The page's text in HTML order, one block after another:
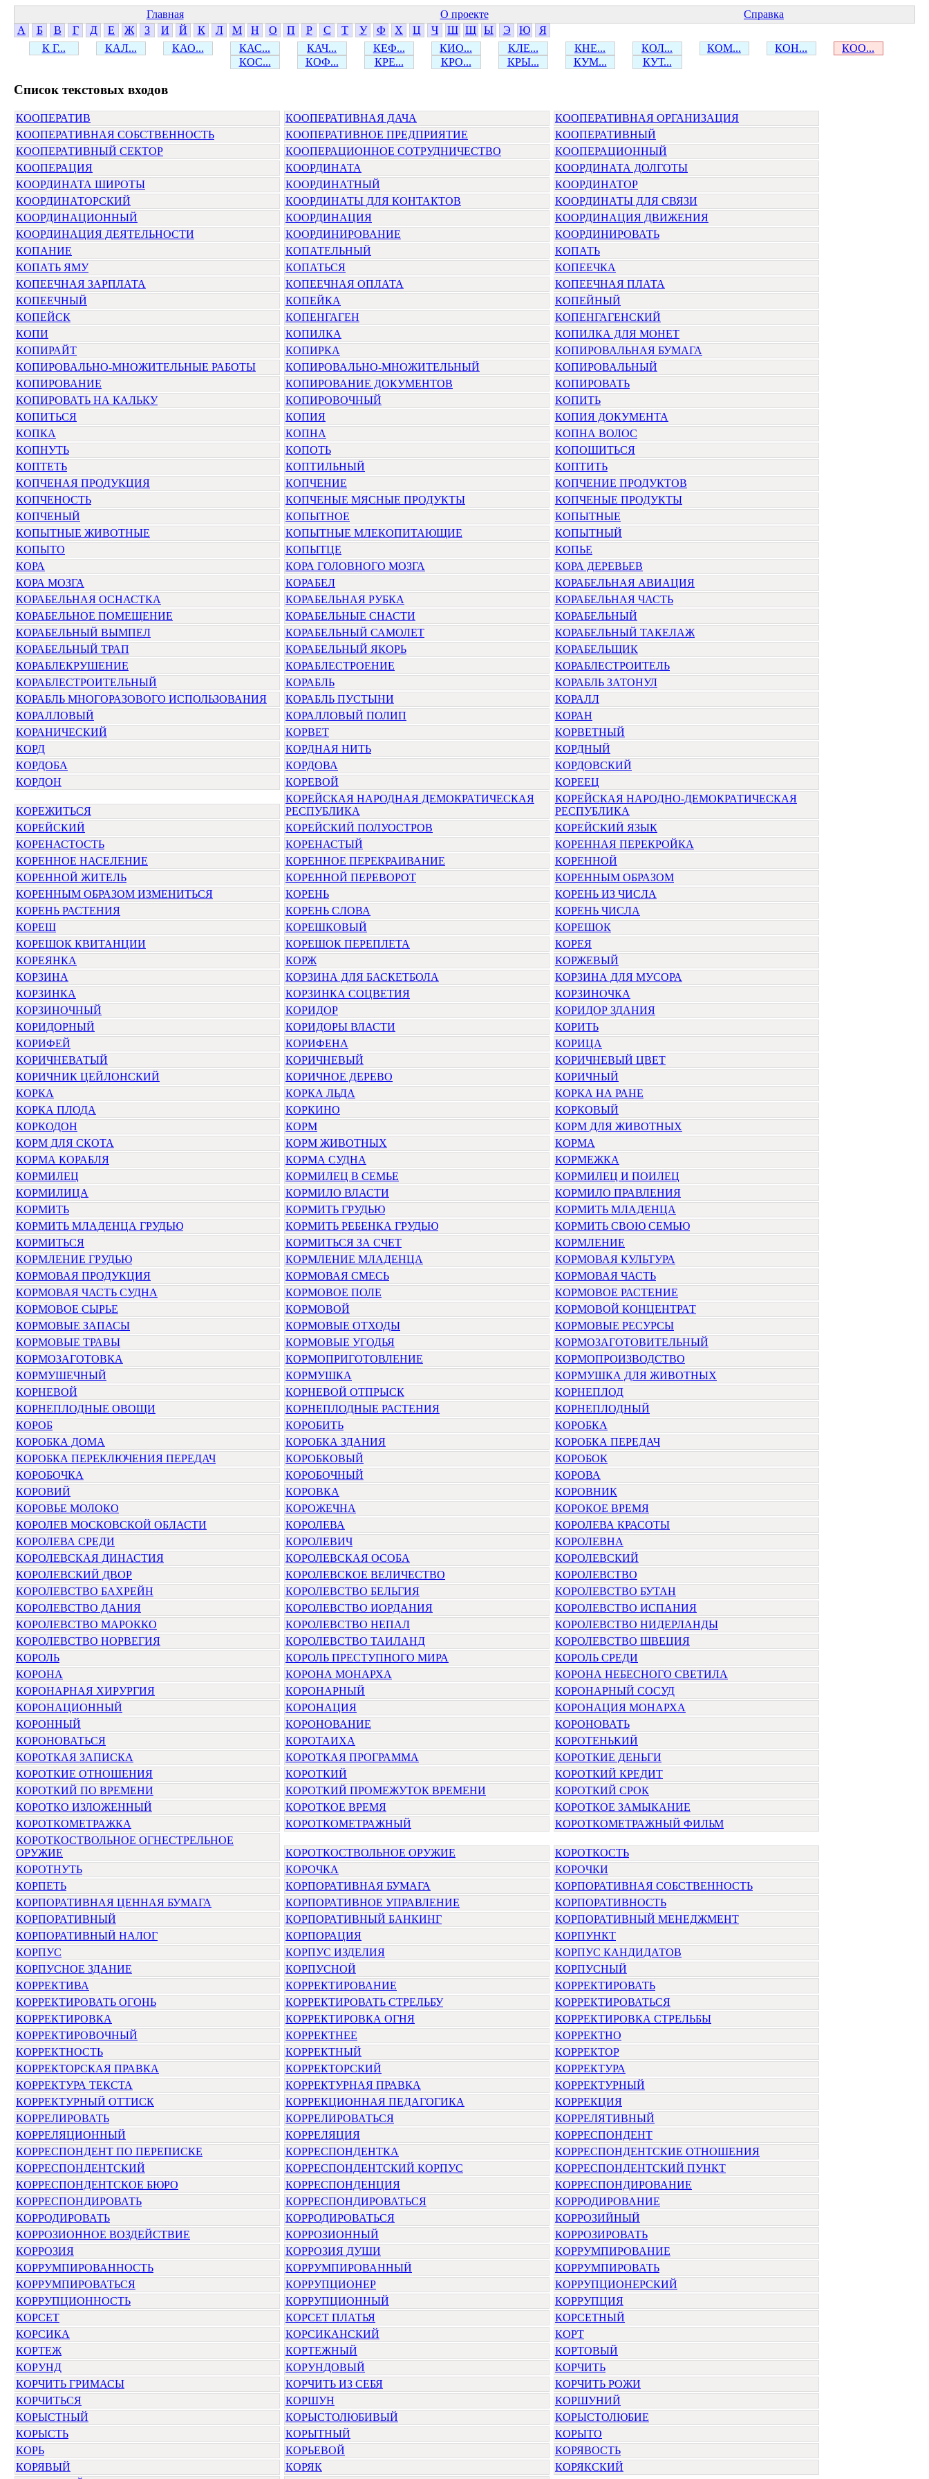
Главная О проекте
Справка
А
Б В Г Д Е Ж З И Й К Л М Н О П Р С Т У Ф Х Ц Ч Ш Щ Ы Э Ю
Я
К Г...
КАЛ... КАО... КАС... КАЧ... КЕФ... КИО... КЛЕ... КНЕ... КОЛ... КОМ... КОН...
КОО...
КОС...
КОФ... КРЕ... КРО... КРЫ... КУМ... КУТ...
Cписок текстовых входов
КООПЕРАТИВ КООПЕРАТИВНАЯ ДАЧА
КООПЕРАТИВНАЯ ОРГАНИЗАЦИЯ
КООПЕРАТИВНАЯ СОБСТВЕННОСТЬ
КООПЕРАТИВНОЕ ПРЕДПРИЯТИЕ
КООПЕРАТИВНЫЙ
КООПЕРАТИВНЫЙ СЕКТОР
КООПЕРАЦИОННОЕ СОТРУДНИЧЕСТВО
КООПЕРАЦИОННЫЙ
КООПЕРАЦИЯ
КООРДИНАТА
КООРДИНАТА ДОЛГОТЫ
КООРДИНАТА ШИРОТЫ
КООРДИНАТНЫЙ
КООРДИНАТОР
КООРДИНАТОРСКИЙ
КООРДИНАТЫ ДЛЯ КОНТАКТОВ
КООРДИНАТЫ ДЛЯ СВЯЗИ
КООРДИНАЦИОННЫЙ
КООРДИНАЦИЯ
КООРДИНАЦИЯ ДВИЖЕНИЯ
КООРДИНАЦИЯ ДЕЯТЕЛЬНОСТИ
КООРДИНИРОВАНИЕ
КООРДИНИРОВАТЬ
КОПАНИЕ
КОПАТЕЛЬНЫЙ
КОПАТЬ
КОПАТЬ ЯМУ
КОПАТЬСЯ
КОПЕЕЧКА
КОПЕЕЧНАЯ ЗАРПЛАТА
КОПЕЕЧНАЯ ОПЛАТА
КОПЕЕЧНАЯ ПЛАТА
КОПЕЕЧНЫЙ
КОПЕЙКА
КОПЕЙНЫЙ
КОПЕЙСК
КОПЕНГАГЕН
КОПЕНГАГЕНСКИЙ
КОПИ
КОПИЛКА
КОПИЛКА ДЛЯ МОНЕТ
КОПИРАЙТ
КОПИРКА
КОПИРОВАЛЬНАЯ БУМАГА
КОПИРОВАЛЬНО-МНОЖИТЕЛЬНЫЕ РАБОТЫ
КОПИРОВАЛЬНО-МНОЖИТЕЛЬНЫЙ
КОПИРОВАЛЬНЫЙ
КОПИРОВАНИЕ
КОПИРОВАНИЕ ДОКУМЕНТОВ
КОПИРОВАТЬ
КОПИРОВАТЬ НА КАЛЬКУ
КОПИРОВОЧНЫЙ
КОПИТЬ
КОПИТЬСЯ
КОПИЯ
КОПИЯ ДОКУМЕНТА
КОПКА
КОПНА
КОПНА ВОЛОС
КОПНУТЬ
КОПОТЬ
КОПОШИТЬСЯ
КОПТЕТЬ
КОПТИЛЬНЫЙ
КОПТИТЬ
КОПЧЕНАЯ ПРОДУКЦИЯ
КОПЧЕНИЕ
КОПЧЕНИЕ ПРОДУКТОВ
КОПЧЕНОСТЬ
КОПЧЕНЫЕ МЯСНЫЕ ПРОДУКТЫ
КОПЧЕНЫЕ ПРОДУКТЫ
КОПЧЕНЫЙ
КОПЫТНОЕ
КОПЫТНЫЕ
КОПЫТНЫЕ ЖИВОТНЫЕ
КОПЫТНЫЕ МЛЕКОПИТАЮЩИЕ
КОПЫТНЫЙ
КОПЫТО
КОПЫТЦЕ
КОПЬЕ
КОРА
КОРА ГОЛОВНОГО МОЗГА
КОРА ДЕРЕВЬЕВ
КОРА МОЗГА
КОРАБЕЛ
КОРАБЕЛЬНАЯ АВИАЦИЯ
КОРАБЕЛЬНАЯ ОСНАСТКА
КОРАБЕЛЬНАЯ РУБКА
КОРАБЕЛЬНАЯ ЧАСТЬ
КОРАБЕЛЬНОЕ ПОМЕЩЕНИЕ
КОРАБЕЛЬНЫЕ СНАСТИ
КОРАБЕЛЬНЫЙ
КОРАБЕЛЬНЫЙ ВЫМПЕЛ
КОРАБЕЛЬНЫЙ САМОЛЕТ
КОРАБЕЛЬНЫЙ ТАКЕЛАЖ
КОРАБЕЛЬНЫЙ ТРАП
КОРАБЕЛЬНЫЙ ЯКОРЬ
КОРАБЕЛЬЩИК
КОРАБЛЕКРУШЕНИЕ
КОРАБЛЕСТРОЕНИЕ
КОРАБЛЕСТРОИТЕЛЬ
КОРАБЛЕСТРОИТЕЛЬНЫЙ
КОРАБЛЬ
КОРАБЛЬ ЗАТОНУЛ
КОРАБЛЬ МНОГОРАЗОВОГО ИСПОЛЬЗОВАНИЯ
КОРАБЛЬ ПУСТЫНИ
КОРАЛЛ
КОРАЛЛОВЫЙ
КОРАЛЛОВЫЙ ПОЛИП
КОРАН
КОРАНИЧЕСКИЙ
КОРВЕТ
КОРВЕТНЫЙ
КОРД
КОРДНАЯ НИТЬ
КОРДНЫЙ
КОРДОБА
КОРДОВА
КОРДОВСКИЙ
КОРДОН
КОРЕВОЙ КОРЕЕЦ
КОРЕЖИТЬСЯ
КОРЕЙСКАЯ НАРОДНАЯ ДЕМОКРАТИЧЕСКАЯ
РЕСПУБЛИКА
КОРЕЙСКАЯ НАРОДНО-ДЕМОКРАТИЧЕСКАЯ
РЕСПУБЛИКА
КОРЕЙСКИЙ
КОРЕЙСКИЙ ПОЛУОСТРОВ
КОРЕЙСКИЙ ЯЗЫК
КОРЕНАСТОСТЬ
КОРЕНАСТЫЙ
КОРЕННАЯ ПЕРЕКРОЙКА
КОРЕННОЕ НАСЕЛЕНИЕ
КОРЕННОЕ ПЕРЕКРАИВАНИЕ
КОРЕННОЙ
КОРЕННОЙ ЖИТЕЛЬ
КОРЕННОЙ ПЕРЕВОРОТ
КОРЕННЫМ ОБРАЗОМ
КОРЕННЫМ ОБРАЗОМ ИЗМЕНИТЬСЯ
КОРЕНЬ
КОРЕНЬ ИЗ ЧИСЛА
КОРЕНЬ РАСТЕНИЯ
КОРЕНЬ СЛОВА
КОРЕНЬ ЧИСЛА
КОРЕШ
КОРЕШКОВЫЙ
КОРЕШОК
КОРЕШОК КВИТАНЦИИ
КОРЕШОК ПЕРЕПЛЕТА
КОРЕЯ
КОРЕЯНКА
КОРЖ
КОРЖЕВЫЙ
КОРЗИНА
КОРЗИНА ДЛЯ БАСКЕТБОЛА
КОРЗИНА ДЛЯ МУСОРА
КОРЗИНКА
КОРЗИНКА СОЦВЕТИЯ
КОРЗИНОЧКА
КОРЗИНОЧНЫЙ
КОРИДОР
КОРИДОР ЗДАНИЯ
КОРИДОРНЫЙ
КОРИДОРЫ ВЛАСТИ
КОРИТЬ
КОРИФЕЙ
КОРИФЕНА
КОРИЦА
КОРИЧНЕВАТЫЙ
КОРИЧНЕВЫЙ
КОРИЧНЕВЫЙ ЦВЕТ
КОРИЧНИК ЦЕЙЛОНСКИЙ
КОРИЧНОЕ ДЕРЕВО
КОРИЧНЫЙ
КОРКА
КОРКА ЛЬДА
КОРКА НА РАНЕ
КОРКА ПЛОДА
КОРКИНО
КОРКОВЫЙ
КОРКОДОН
КОРМ
КОРМ ДЛЯ ЖИВОТНЫХ
КОРМ ДЛЯ СКОТА
КОРМ ЖИВОТНЫХ
КОРМА
КОРМА КОРАБЛЯ
КОРМА СУДНА
КОРМЕЖКА
КОРМИЛЕЦ
КОРМИЛЕЦ В СЕМЬЕ
КОРМИЛЕЦ И ПОИЛЕЦ
КОРМИЛИЦА
КОРМИЛО ВЛАСТИ
КОРМИЛО ПРАВЛЕНИЯ
КОРМИТЬ
КОРМИТЬ ГРУДЬЮ
КОРМИТЬ МЛАДЕНЦА
КОРМИТЬ МЛАДЕНЦА ГРУДЬЮ
КОРМИТЬ РЕБЕНКА ГРУДЬЮ
КОРМИТЬ СВОЮ СЕМЬЮ
КОРМИТЬСЯ
КОРМИТЬСЯ ЗА СЧЕТ
КОРМЛЕНИЕ
КОРМЛЕНИЕ ГРУДЬЮ
КОРМЛЕНИЕ МЛАДЕНЦА
КОРМОВАЯ КУЛЬТУРА
КОРМОВАЯ ПРОДУКЦИЯ
КОРМОВАЯ СМЕСЬ
КОРМОВАЯ ЧАСТЬ
КОРМОВАЯ ЧАСТЬ СУДНА
КОРМОВОЕ ПОЛЕ
КОРМОВОЕ РАСТЕНИЕ
КОРМОВОЕ СЫРЬЕ
КОРМОВОЙ
КОРМОВОЙ КОНЦЕНТРАТ
КОРМОВЫЕ ЗАПАСЫ
КОРМОВЫЕ ОТХОДЫ
КОРМОВЫЕ РЕСУРСЫ
КОРМОВЫЕ ТРАВЫ
КОРМОВЫЕ УГОДЬЯ
КОРМОЗАГОТОВИТЕЛЬНЫЙ
КОРМОЗАГОТОВКА
КОРМОПРИГОТОВЛЕНИЕ
КОРМОПРОИЗВОДСТВО
КОРМУШЕЧНЫЙ
КОРМУШКА
КОРМУШКА ДЛЯ ЖИВОТНЫХ
КОРНЕВОЙ
КОРНЕВОЙ ОТПРЫСК
КОРНЕПЛОД
КОРНЕПЛОДНЫЕ ОВОЩИ
КОРНЕПЛОДНЫЕ РАСТЕНИЯ
КОРНЕПЛОДНЫЙ
КОРОБ
КОРОБИТЬ
КОРОБКА
КОРОБКА ДОМА
КОРОБКА ЗДАНИЯ
КОРОБКА ПЕРЕДАЧ
КОРОБКА ПЕРЕКЛЮЧЕНИЯ ПЕРЕДАЧ
КОРОБКОВЫЙ
КОРОБОК
КОРОБОЧКА
КОРОБОЧНЫЙ
КОРОВА
КОРОВИЙ
КОРОВКА
КОРОВНИК
КОРОВЬЕ МОЛОКО
КОРОЖЕЧНА
КОРОКОЕ ВРЕМЯ
КОРОЛЕВ МОСКОВСКОЙ ОБЛАСТИ
КОРОЛЕВА
КОРОЛЕВА КРАСОТЫ
КОРОЛЕВА СРЕДИ
КОРОЛЕВИЧ
КОРОЛЕВНА
КОРОЛЕВСКАЯ ДИНАСТИЯ
КОРОЛЕВСКАЯ ОСОБА
КОРОЛЕВСКИЙ
КОРОЛЕВСКИЙ ДВОР
КОРОЛЕВСКОЕ ВЕЛИЧЕСТВО
КОРОЛЕВСТВО
КОРОЛЕВСТВО БАХРЕЙН
КОРОЛЕВСТВО БЕЛЬГИЯ
КОРОЛЕВСТВО БУТАН
КОРОЛЕВСТВО ДАНИЯ
КОРОЛЕВСТВО ИОРДАНИЯ
КОРОЛЕВСТВО ИСПАНИЯ
КОРОЛЕВСТВО МАРОККО
КОРОЛЕВСТВО НЕПАЛ
КОРОЛЕВСТВО НИДЕРЛАНДЫ
КОРОЛЕВСТВО НОРВЕГИЯ
КОРОЛЕВСТВО ТАИЛАНД
КОРОЛЕВСТВО ШВЕЦИЯ
КОРОЛЬ
КОРОЛЬ ПРЕСТУПНОГО МИРА
КОРОЛЬ СРЕДИ
КОРОНА
КОРОНА МОНАРХА
КОРОНА НЕБЕСНОГО СВЕТИЛА
КОРОНАРНАЯ ХИРУРГИЯ
КОРОНАРНЫЙ
КОРОНАРНЫЙ СОСУД
КОРОНАЦИОННЫЙ
КОРОНАЦИЯ
КОРОНАЦИЯ МОНАРХА
КОРОННЫЙ
КОРОНОВАНИЕ
КОРОНОВАТЬ
КОРОНОВАТЬСЯ
КОРОТАИХА
КОРОТЕНЬКИЙ
КОРОТКАЯ ЗАПИСКА
КОРОТКАЯ ПРОГРАММА
КОРОТКИЕ ДЕНЬГИ
КОРОТКИЕ ОТНОШЕНИЯ
КОРОТКИЙ
КОРОТКИЙ КРЕДИТ
КОРОТКИЙ ПО ВРЕМЕНИ
КОРОТКИЙ ПРОМЕЖУТОК ВРЕМЕНИ
КОРОТКИЙ СРОК
КОРОТКО ИЗЛОЖЕННЫЙ
КОРОТКОЕ ВРЕМЯ
КОРОТКОЕ ЗАМЫКАНИЕ
КОРОТКОМЕТРАЖКА
КОРОТКОМЕТРАЖНЫЙ
КОРОТКОМЕТРАЖНЫЙ ФИЛЬМ
КОРОТКОСТВОЛЬНОЕ ОГНЕСТРЕЛЬНОЕ
ОРУЖИЕ
КОРОТКОСТВОЛЬНОЕ ОРУЖИЕ
КОРОТКОСТЬ
КОРОТНУТЬ
КОРОЧКА
КОРОЧКИ
КОРПЕТЬ
КОРПОРАТИВНАЯ БУМАГА
КОРПОРАТИВНАЯ СОБСТВЕННОСТЬ
КОРПОРАТИВНАЯ ЦЕННАЯ БУМАГА
КОРПОРАТИВНОЕ УПРАВЛЕНИЕ
КОРПОРАТИВНОСТЬ
КОРПОРАТИВНЫЙ
КОРПОРАТИВНЫЙ БАНКИНГ
КОРПОРАТИВНЫЙ МЕНЕДЖМЕНТ
КОРПОРАТИВНЫЙ НАЛОГ
КОРПОРАЦИЯ
КОРПУНКТ
КОРПУС
КОРПУС ИЗДЕЛИЯ
КОРПУС КАНДИДАТОВ
КОРПУСНОЕ ЗДАНИЕ
КОРПУСНОЙ
КОРПУСНЫЙ
КОРРЕКТИВА
КОРРЕКТИРОВАНИЕ
КОРРЕКТИРОВАТЬ
КОРРЕКТИРОВАТЬ ОГОНЬ
КОРРЕКТИРОВАТЬ СТРЕЛЬБУ
КОРРЕКТИРОВАТЬСЯ
КОРРЕКТИРОВКА
КОРРЕКТИРОВКА ОГНЯ
КОРРЕКТИРОВКА СТРЕЛЬБЫ
КОРРЕКТИРОВОЧНЫЙ
КОРРЕКТНЕЕ
КОРРЕКТНО
КОРРЕКТНОСТЬ
КОРРЕКТНЫЙ
КОРРЕКТОР
КОРРЕКТОРСКАЯ ПРАВКА
КОРРЕКТОРСКИЙ
КОРРЕКТУРА
КОРРЕКТУРА ТЕКСТА
КОРРЕКТУРНАЯ ПРАВКА
КОРРЕКТУРНЫЙ
КОРРЕКТУРНЫЙ ОТТИСК
КОРРЕКЦИОННАЯ ПЕДАГОГИКА
КОРРЕКЦИЯ
КОРРЕЛИРОВАТЬ
КОРРЕЛИРОВАТЬСЯ
КОРРЕЛЯТИВНЫЙ
КОРРЕЛЯЦИОННЫЙ
КОРРЕЛЯЦИЯ
КОРРЕСПОНДЕНТ
КОРРЕСПОНДЕНТ ПО ПЕРЕПИСКЕ
КОРРЕСПОНДЕНТКА
КОРРЕСПОНДЕНТСКИЕ ОТНОШЕНИЯ
КОРРЕСПОНДЕНТСКИЙ
КОРРЕСПОНДЕНТСКИЙ КОРПУС
КОРРЕСПОНДЕНТСКИЙ ПУНКТ
КОРРЕСПОНДЕНТСКОЕ БЮРО
КОРРЕСПОНДЕНЦИЯ
КОРРЕСПОНДИРОВАНИЕ
КОРРЕСПОНДИРОВАТЬ
КОРРЕСПОНДИРОВАТЬСЯ
КОРРОДИРОВАНИЕ
КОРРОДИРОВАТЬ
КОРРОДИРОВАТЬСЯ
КОРРОЗИЙНЫЙ
КОРРОЗИОННОЕ ВОЗДЕЙСТВИЕ
КОРРОЗИОННЫЙ
КОРРОЗИРОВАТЬ
КОРРОЗИЯ
КОРРОЗИЯ ДУШИ
КОРРУМПИРОВАНИЕ
КОРРУМПИРОВАННОСТЬ
КОРРУМПИРОВАННЫЙ
КОРРУМПИРОВАТЬ
КОРРУМПИРОВАТЬСЯ
КОРРУПЦИОНЕР
КОРРУПЦИОНЕРСКИЙ
КОРРУПЦИОННОСТЬ
КОРРУПЦИОННЫЙ
КОРРУПЦИЯ
КОРСЕТ
КОРСЕТ ПЛАТЬЯ
КОРСЕТНЫЙ
КОРСИКА
КОРСИКАНСКИЙ
КОРТ
КОРТЕЖ
КОРТЕЖНЫЙ
КОРТОВЫЙ
КОРУНД
КОРУНДОВЫЙ
КОРЧИТЬ
КОРЧИТЬ ГРИМАСЫ
КОРЧИТЬ ИЗ СЕБЯ
КОРЧИТЬ РОЖИ
КОРЧИТЬСЯ
КОРШУН
КОРШУНИЙ
КОРЫСТНЫЙ
КОРЫСТОЛЮБИВЫЙ
КОРЫСТОЛЮБИЕ
КОРЫСТЬ
КОРЫТНЫЙ
КОРЫТО
КОРЬ
КОРЬЕВОЙ
КОРЯВОСТЬ
КОРЯВЫЙ
КОРЯК
КОРЯКСКИЙ